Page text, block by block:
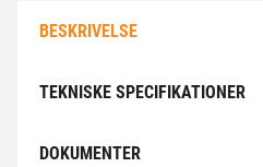
BESKRIVELSE
TEKNISKE SPECIFIKATIONER
DOKUMENTER